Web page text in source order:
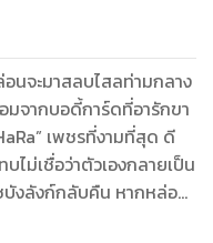
นจะมาสลบไสลท่ามกลาง
มจากบอดี้การ์ดที่อารักขา
เพชรที่งามที่สุด ดี
ม่เชื่อว่าตัวเองกลายเป็น
บังลังก์กลับคืน หากหล่อน
อล่อเจ้าชายราเชสให้